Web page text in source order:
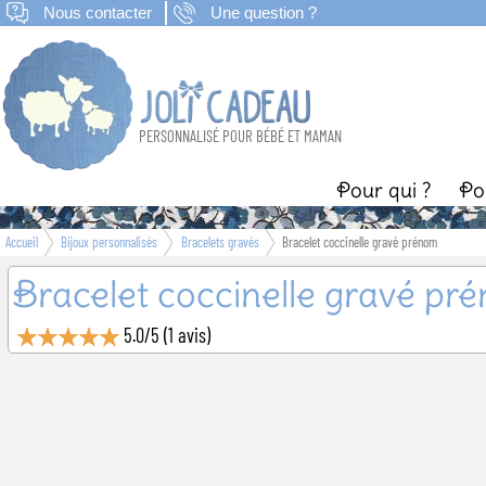
Nous contacter Une question ?
PERSONNALISÉ POUR BÉBÉ ET MAMAN
Pour qui ?
Naissance
Accueil Bijoux personnalisés Bracelets gravés Bracelet coccinelle gravé prénom
Bracelet coccinelle gravé
5.0/5 (1 avis)